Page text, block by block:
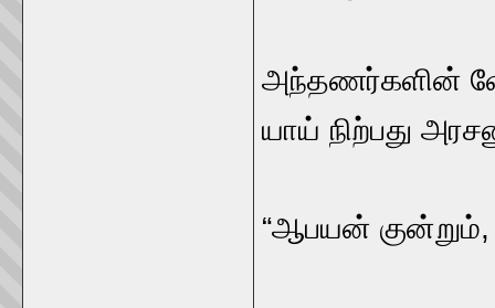
அந்தணர்களின்‌
யாய்‌ நிற்பது
“ஆபயன்‌